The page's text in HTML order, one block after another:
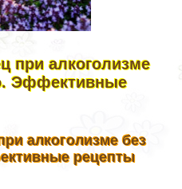
при алкоголизме
Эффективные
алкоголизме без
рецепты